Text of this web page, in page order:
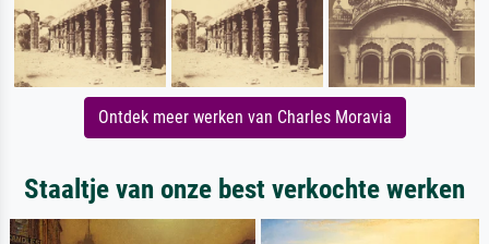
Ontdek meer werken van Charles Moravia
Staaltje van onze best verkochte werken